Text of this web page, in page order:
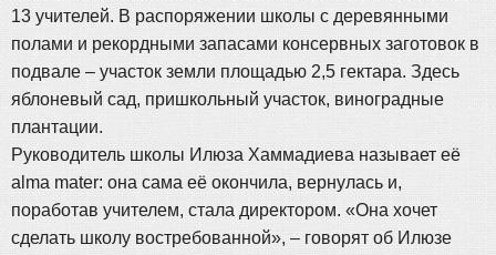
13 учителей. В распоряжении школы с деревянными
полами и рекордными запасами консервных заготовок в
подвале – участок земли площадью 2,5 гектара. Здесь
яблоневый сад, пришкольный участок, виноградные
плантации.
Руководитель школы Илюза Хаммадиева называет её
alma mater: она сама её окончила, вернулась и,
поработав учителем, стала директором. «Она хочет
сделать школу востребованной», – говорят об Илюзе